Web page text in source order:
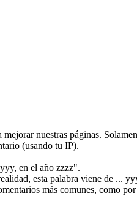
nuestras páginas.
(usando tu IP).
en el año zzzz".
esta palabra viene de ...
más comunes, como